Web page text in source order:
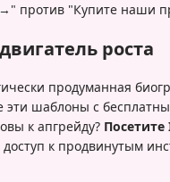
→" против "Купите наши
роста
продуманная
эти шаблоны с
к апгрейду?
к продвинутым